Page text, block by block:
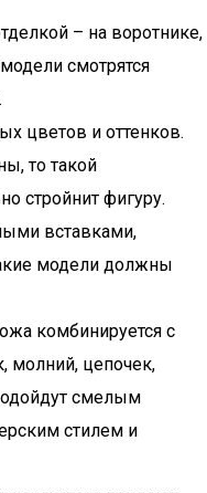
– на воротнике,
смотрятся
цветов и оттенков.
то такой
стройнит фигуру.
вставками,
модели должны
комбинируется с
молний, цепочек,
смелым
стилем и